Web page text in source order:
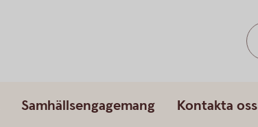
Samhällsengagemang Kontakta oss